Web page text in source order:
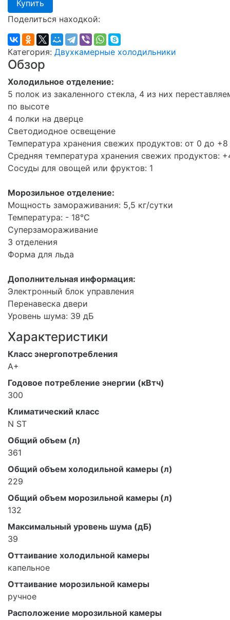
Купить
Поделиться находкой:
Категория: Двухкамерные холодильники
Обзор
Холодильное отделение:
5 полок из закаленного стекла, 4 из них
по высоте
4 полки на дверце
Светодиодное освещение
Температура хранения свежих продуктов: от 0 до +8
Средняя температура хранения свежих продуктов:
Сосуды для овощей или фруктов: 1
Морозильное отделение:
Мощность замораживания: 5,5 кг/сутки
Температура: - 18°С
Суперзамораживание
3 отделения
Форма для льда
Дополнительная информация:
Электронный блок управления
Перенавеска двери
Уровень шума: 39 дБ
Характеристики
Класс энергопотребления
A+
Годовое потребление энергии (кВтч)
300
Климатический класс
N ST
Общий объем (л)
361
Общий объем холодильной камеры (л)
229
Общий объем морозильной камеры (л)
132
Максимальный уровень шума (дБ)
39
Оттаивание холодильной камеры
капельное
Оттаивание морозильной камеры
ручное
Расположение морозильной камеры